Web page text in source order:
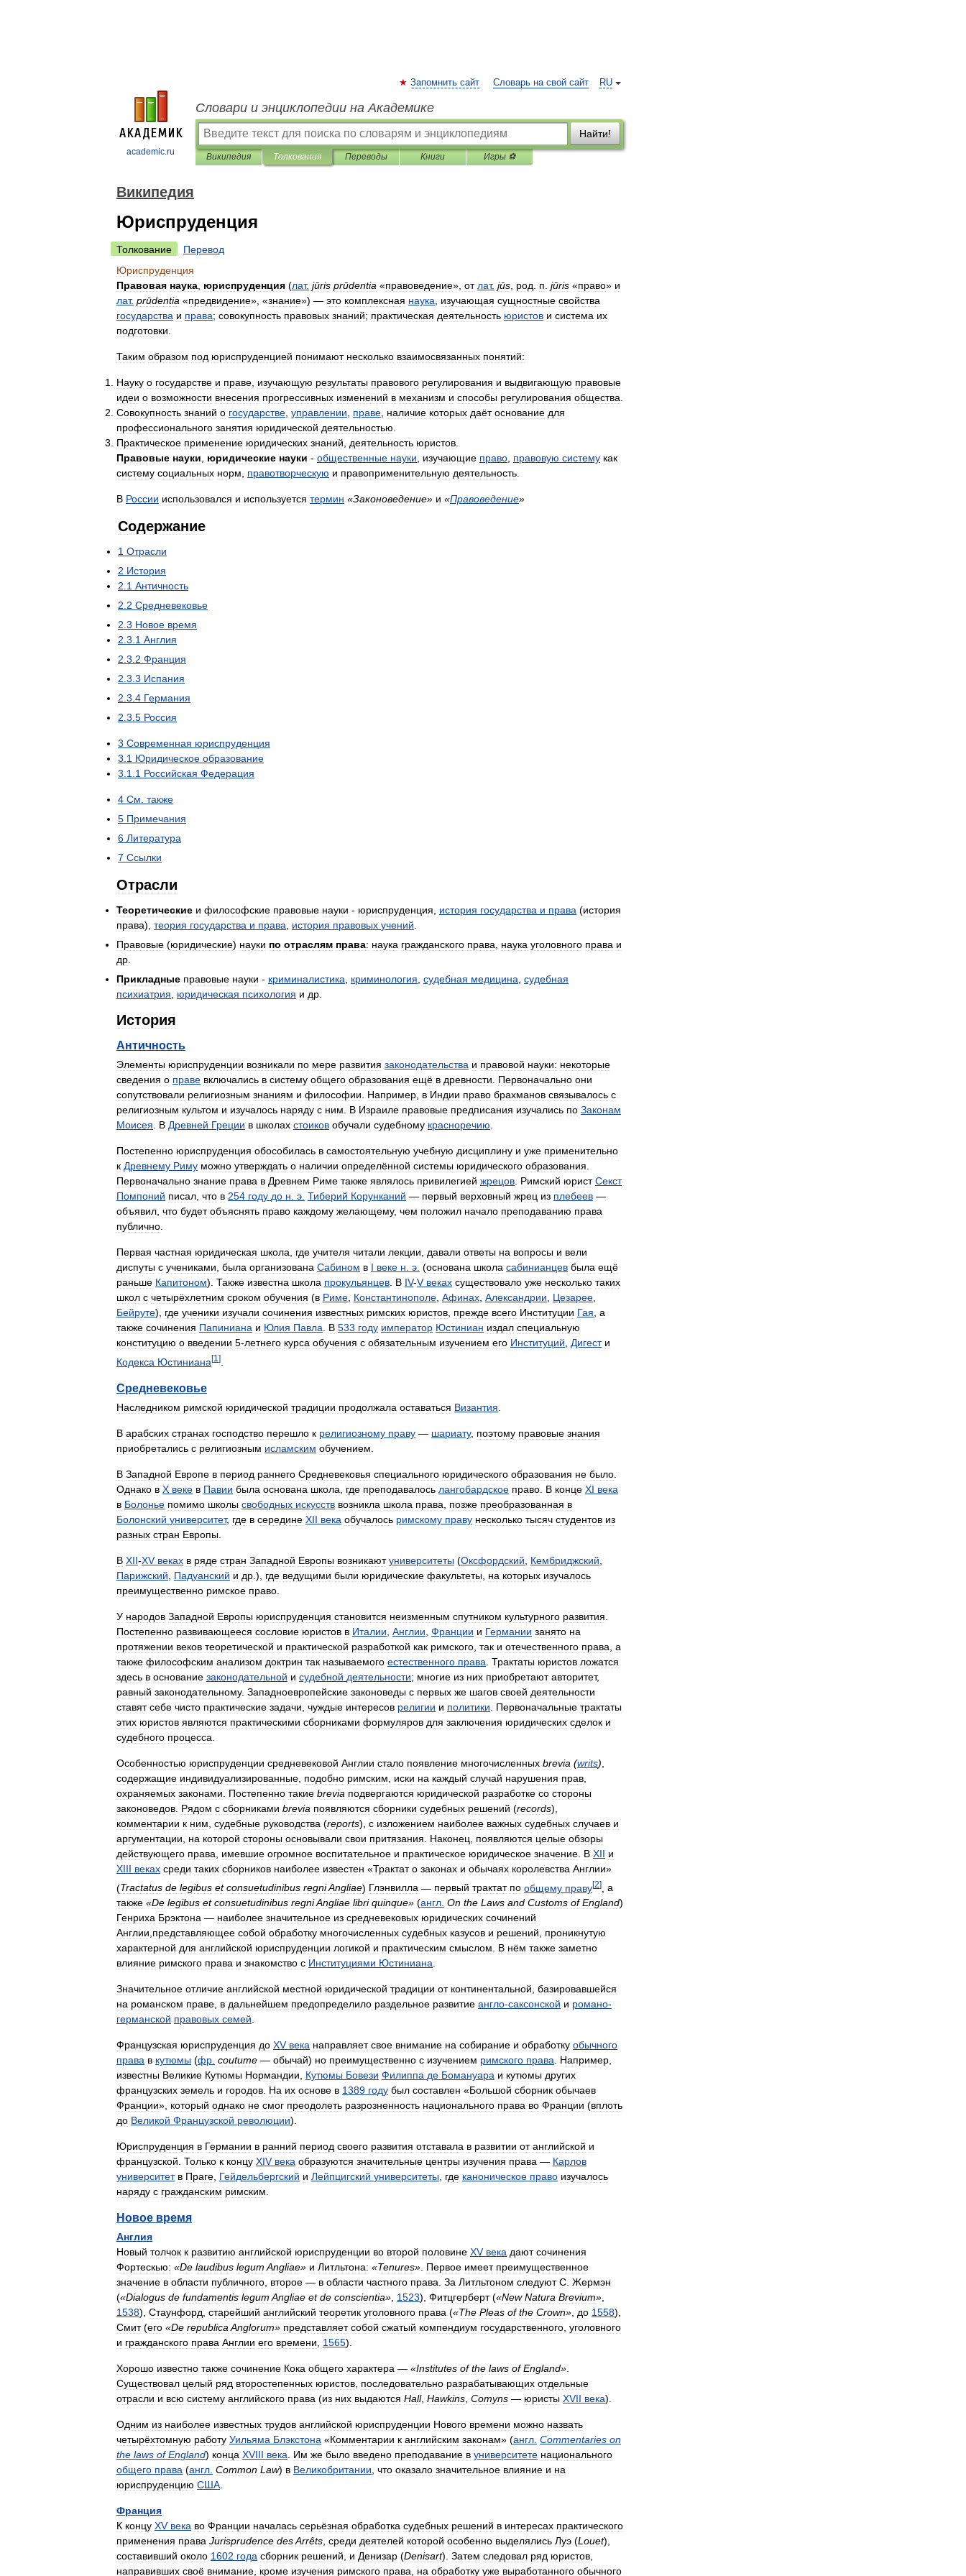
academic.ru
RU
Запомнить сайт Словарь на свой сайт
Словари и энциклопедии на Академике
Найти!
Википедия Толкования Переводы Книги Игры ⚽
Википедия
Юриспруденция
Толкование
Перевод
Юриспруденция
Правовая наука юриспруденция (лат. jūris prūdentia «правоведение», от лат. jūs род п jūris «право» и
лат. prūdentia «предвидение», «знание») — это комплексная наука изучающая сущностные свойства
государства и права; совокупность правовых знаний; практическая деятельность юристов и система их
подготовки
Таким образом под юриспруденцией понимают несколько взаимосвязанных понятий:
Науку о государстве и праве изучающую результаты правового регулирования и выдвигающую правовые
идеи о возможности внесения прогрессивных изменений в механизм и способы регулирования общества
Совокупность знаний о государстве управлении праве наличие которых даёт основание для
профессионального занятия юридической деятельностью
Практическое применение юридических знаний деятельность юристов
Правовые науки юридические науки - общественные науки изучающие право правовую систему как
систему социальных норм правотворческую и правоприменительную деятельность
В России использовался и используется термин «Законоведение» и «Правоведение»
Содержание
1 Отрасли
2 История
2 1 Античность
2 2 Средневековье
2 3 Новое время
2 3 1 Англия
2 3 2 Франция
2 3 3 Испания
2 3 4 Германия
2 3 5 Россия
3 Современная юриспруденция
3 1 Юридическое образование
3 1 1 Российская Федерация
4 См также
5 Примечания
6 Литература
7 Ссылки
Отрасли
Теоретические и философские правовые науки - юриспруденция история государства и права (история
права), теория государства и права история правовых учений
Правовые (юридические) науки по отраслям права: наука гражданского права наука уголовного права и
др
Прикладные правовые науки - криминалистика криминология судебная медицина судебная
психиатрия
юридическая психология и др
История
Античность
Элементы юриспруденции возникали по мере развития законодательства и правовой науки: некоторые
сведения о праве включались в систему общего образования ещё в древности Первоначально они
сопутствовали религиозным знаниям и философии Например в Индии право брахманов связывалось с
религиозным культом и изучалось наряду с ним В Израиле правовые предписания изучались по Законам
Моисея
В Древней Греции в школах стоиков обучали судебному красноречию
Постепенно юриспруденция обособилась в самостоятельную учебную дисциплину и уже применительно
к Древнему Риму можно утверждать о наличии определённой системы юридического образования
Первоначально знание права в Древнем Риме также являлось привилегией жрецов Римский юрист Секст
Помпоний писал что в 254 году до н э Тиберий Корунканий — первый верховный жрец из плебеев —
объявил что будет объяснять право каждому желающему, чем положил начало преподаванию права
публично
Первая частная юридическая школа где учителя читали лекции давали ответы на вопросы и вели
диспуты с учениками была организована Сабином в I веке н э (основана школа сабинианцев была ещё
раньше Капитоном). Также известна школа прокульянцев В IV-V веках существовало уже несколько таких
школ с четырёхлетним сроком обучения (в Риме Константинополе Афинах Александрии Цезарее
Бейруте), где ученики изучали сочинения известных римских юристов прежде всего Институции Гая а
также сочинения Папиниана и Юлия Павла В 533 году император Юстиниан издал специальную
конституцию о введении 5-летнего курса обучения с обязательным изучением его Институций Дигест и
Кодекса Юстиниана[1 ]
Средневековье
Наследником римской юридической традиции продолжала оставаться Византия
В арабских странах господство перешло к религиозному праву — шариату, поэтому правовые знания
приобретались с религиозным исламским обучением
В Западной Европе в период раннего Средневековья специального юридического образования не было
Однако в X веке в Павии была основана школа где преподавалось лангобардское право В конце XI века
в Болонье помимо школы свободных искусств возникла школа права позже преобразованная в
Болонский университет, где в середине XII века обучалось римскому праву несколько тысяч студентов из
разных стран Европы
В XII-XV веках в ряде стран Западной Европы возникают университеты (Оксфордский Кембриджский
Парижский
Падуанский и др .), где ведущими были юридические факультеты на которых изучалось
преимущественно римское право
У народов Западной Европы юриспруденция становится неизменным спутником культурного развития
Постепенно развивающееся сословие юристов в Италии Англии Франции и Германии занято на
протяжении веков теоретической и практической разработкой как римского так и отечественного права а
также философским анализом доктрин так называемого естественного права Трактаты юристов ложатся
здесь в основание законодательной и судебной деятельности; многие из них приобретают авторитет,
равный законодательному. Западноевропейские законоведы с первых же шагов своей деятельности
ставят себе чисто практические задачи чуждые интересов религии и политики Первоначальные трактаты
этих юристов являются практическими сборниками формуляров для заключения юридических сделок и
судебного процесса
Особенностью юриспруденции средневековой Англии стало появление многочисленных brevia (writs)
содержащие индивидуализированные подобно римским иски на каждый случай нарушения прав
охраняемых законами Постепенно такие brevia подвергаются юридической разработке со стороны
законоведов Рядом с сборниками brevia появляются сборники судебных решений (records),
комментарии к ним судебные руководства (reports), с изложением наиболее важных судебных случаев и
аргументации
на которой стороны основывали свои притязания Наконец появляются целые обзоры
действующего права имевшие огромное воспитательное и практическое юридическое значение В XII и
XIII веках среди таких сборников наиболее известен «Трактат о законах и обычаях королевства Англии»
(Tractatus de legibus et consuetudinibus regniAngliae) Глэнвилла — первый трактат по общему праву[2]
а
также «De legibus et consuetudinibus regniAngliae libri quinque» (англ. On the Laws and Customs of England)
Генриха Брэктона — наиболее значительное из средневековых юридических сочинений
Англии,представляющее собой обработку многочисленных судебных казусов и решений, проникнутую
характерной для английской юриспруденции логикой и практическим смыслом. В нём также заметно
влияние римского права и знакомство с Институциями Юстиниана.
Значительное отличие английской местной юридической традиции от континентальной, базировавшейся
на романском праве, в дальнейшем предопределило раздельное развитие англо-саксонской и романо-
германской правовых семей.
Французская юриспруденция до XV века направляет свое внимание на собирание и обработку обычного
права в кутюмы (фр. coutume — обычай) но преимущественно с изучением римского права. Например,
известны Великие Кутюмы Нормандии, Кутюмы Бовези Филиппа де Бомануара и кутюмы других
французских земель и городов. На их основе в 1389 году был составлен «Большой сборник обычаев
Франции», который однако не смог преодолеть разрозненность национального права во Франции (вплоть
до Великой Французской революции).
Юриспруденция в Германии в ранний период своего развития отставала в развитии от английской и
французской. Только к концу XIV века образуются значительные центры изучения права — Карлов
университет в Праге, Гейдельбергский и Лейпцигский университеты, где каноническое право изучалось
наряду с гражданским римским.
Новое время
Англия
Новый толчок к развитию английской юриспруденции во второй половине XV века дают сочинения
Фортескью: «De laudibus legum Angliae» и Литльтона: «Tenures». Первое имеет преимущественное
значение в области публичного, второе — в области частного права. За Литльтоном следуют С. Жермэн
(«Dialogus de fundamentis legum Angliae et de conscientia», 1523), Фитцгерберт(«New Natura Brevium»,
1538), Стаунфорд, старейший английский теоретик уголовного права («The Pleas of the Crown», до 1558),
Смит(его «De republicaAnglorum» представляет собой сжатый компендиум государственного, уголовного
и гражданского права Англии его времени, 1565).
Хорошо известно также сочинение Кока общего характера — «Institutes of the laws of England».
Существовал целый ряд второстепенных юристов, последовательно разрабатывающих отдельные
отрасли и всю систему английского права (из них выдаются Hall, Hawkins, Comyns — юристы XVII века).
Одним из наиболее известных трудов английской юриспруденции Нового времени можно назвать
четырёхтомную работу Уильяма Блэкстона «Комментарии к английским законам» (англ. Commentaries on
the laws of England) конца XVIII века. Им же было введено преподавание в университете национального
общего права (англ. Common Law) в Великобритании, что оказало значительное влияние и на
юриспруденцию США.
Франция
К концу XV века во Франции началась серьёзная обработка судебных решений в интересах практического
применения права Jurisprudence desArrêts, среди деятелей которой особенно выделялись Луэ (Louet),
составивший около 1602 года сборник решений, и Денизар (Denisart). Затем следовал ряд юристов,
направивших своё внимание, кроме изучения римского права, на обработку уже выработанного обычного